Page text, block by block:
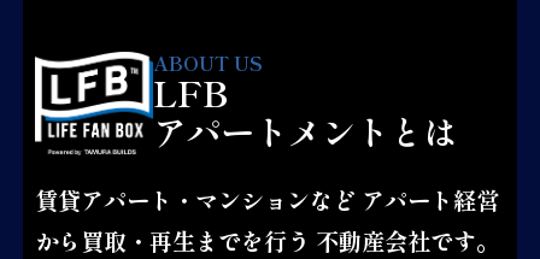
ABOUT US
LFB
アパートメントとは
賃貸アパート・マンションなど アパート経営
から買取・再生までを行う 不動産会社です。